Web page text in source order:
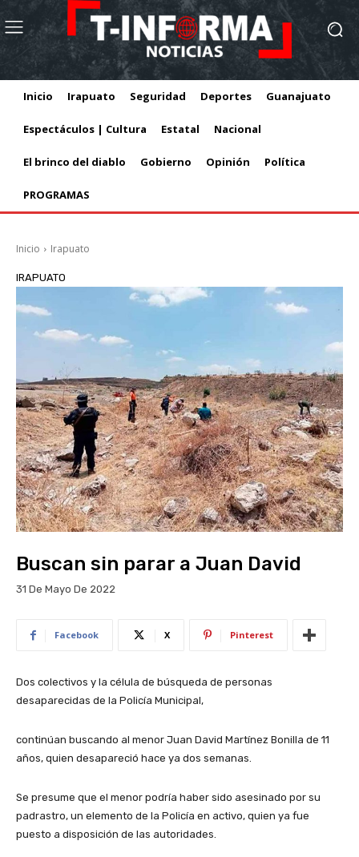
Inicio Irapuato Seguridad Deportes Guanajuato
Espectáculos | Cultura Estatal Nacional
El brinco del diablo Gobierno Opinión Política
PROGRAMAS
Inicio Irapuato
IRAPUATO
Buscan sin parar a Juan David
31 De Mayo De 2022
Facebook X Pinterest
Dos colectivos y la célula de búsqueda de personas
desaparecidas de la Policía Municipal,
continúan buscando al menor Juan David Martínez Bonilla de 11
años, quien desapareció hace ya dos semanas.
Se presume que el menor podría haber sido asesinado por su
padrastro, un elemento de la Policía en activo, quien ya fue
puesto a disposición de las autoridades.